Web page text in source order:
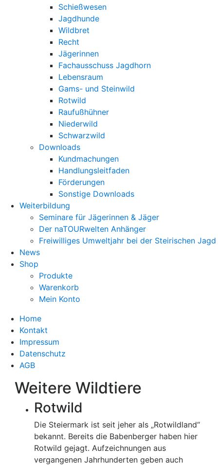
Schießwesen
Jagdhunde
Wildbret
Recht
Jägerinnen
Fachausschuss Jagdhorn
Lebensraum
Gams- und Steinwild
Rotwild
Raufußhühner
Niederwild
Schwarzwild
Downloads
Kundmachungen
Handlungsleitfaden
Förderungen
Sonstige Downloads
Weiterbildung
Seminare für Jägerinnen & Jäger
Der naTOURwelten Anhänger
Freiwilliges Umweltjahr bei der Steirischen Jagd
News
Shop
Produkte
Warenkorb
Mein Konto
Home
Kontakt
Impressum
Datenschutz
AGB
Weitere Wildtiere
Rotwild
Die Steiermark ist seit jeher als „Rotwildland“
bekannt. Bereits die Babenberger haben hier
Rotwild gejagt. Aufzeichnungen aus
vergangenen Jahrhunderten geben auch